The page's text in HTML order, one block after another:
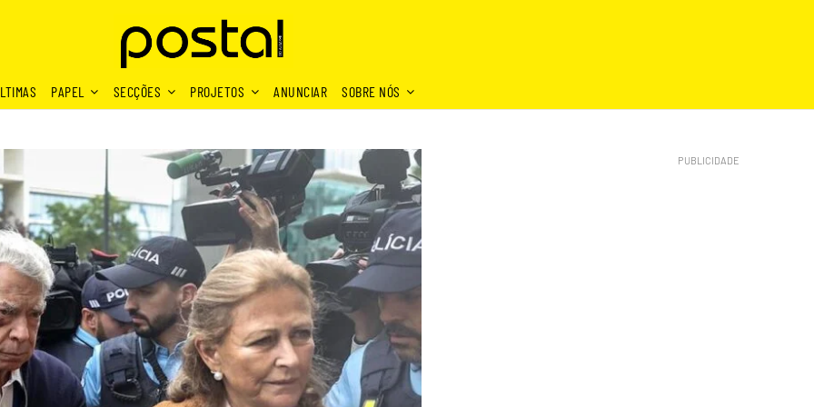
PAPEL SECÇÕES PROJETOS ANUNCIAR SOBRE NÓS